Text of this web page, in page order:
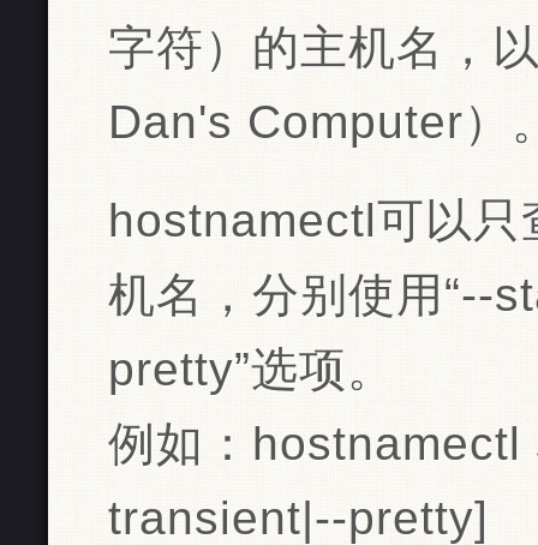
字符）的主机名，
Dan's Computer）
hostnamectl可以只
机名，分别使用“--
pretty”选项。
例如：
transient|--pretty]